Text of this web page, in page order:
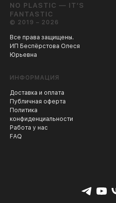
NO PLASTIC — IT’S
FANTASTIC
© 2019 – 2026
Все права защищены.
ИП Беспёрстова Олеся
Юрьевна
ИНФОРМАЦИЯ
Доставка и оплата
Публичная оферта
Политика
конфиденциальности
Работа у нас
FAQ